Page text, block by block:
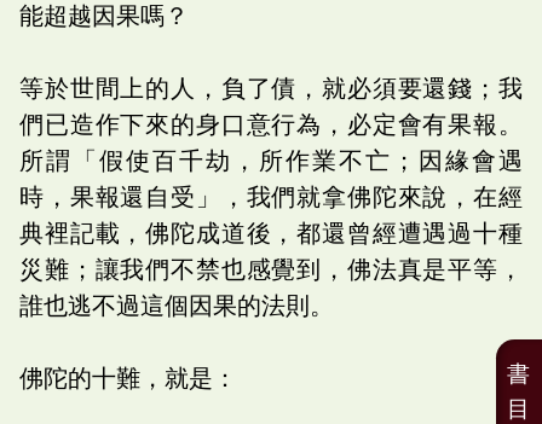
能超越因果嗎？
等於世間上的人，負了債，就必須要還錢；我
們已造作下來的身口意行為，必定會有果報。
所謂「假使百千劫，所作業不亡；因緣會遇
時，果報還自受」，我們就拿佛陀來說，在經
典裡記載，佛陀成道後，都還曾經遭遇過十種
災難；讓我們不禁也感覺到，佛法真是平等，
誰也逃不過這個因果的法則。
佛陀的十難，就是：
書
目